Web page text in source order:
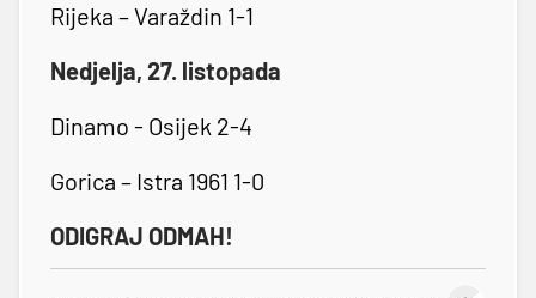
Rijeka – Varaždin 1-1
Nedjelja, 27. listopada
Dinamo - Osijek 2-4
Gorica – Istra 1961 1-0
ODIGRAJ ODMAH!